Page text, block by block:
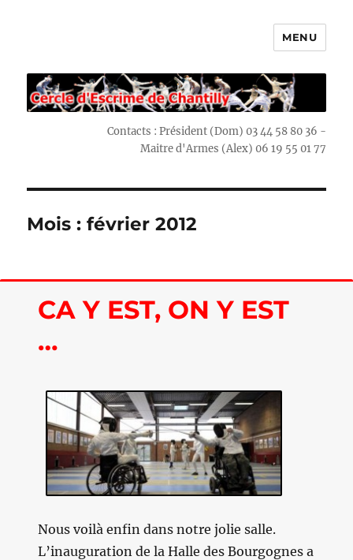
MENU
Contacts : Président (Dom) 03 44 58 80 36 -
Maitre d'Armes (Alex) 06 19 55 01 77
Mois : février 2012
CA Y EST, ON Y EST
…
Nous voilà enfin dans notre jolie salle.
L’inauguration de la Halle des Bourgognes a